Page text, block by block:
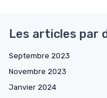
Les articles par
Septembre 2023
Novembre 2023
Janvier 2024